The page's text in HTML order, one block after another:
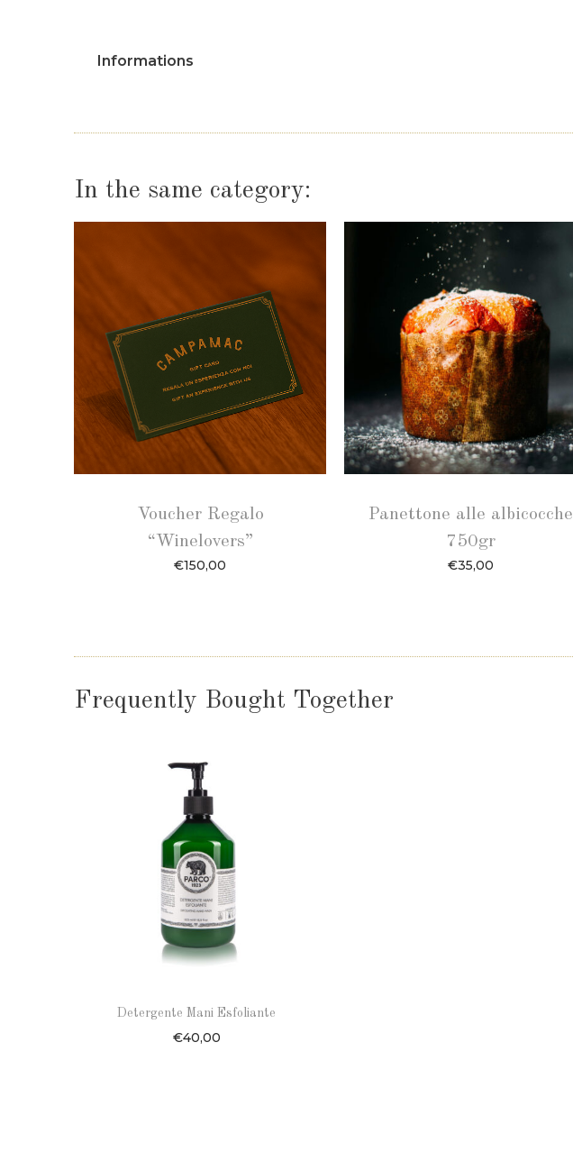
Informations
In the same category:
Voucher Regalo
“Winelovers”
€150,00
Panettone alle albicocche
750gr
€35,00
Frequently Bought Together
Detergente Mani Esfoliante
€40,00